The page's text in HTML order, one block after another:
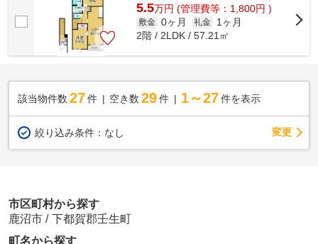
5.5万円 (管理費等：1,800円 )
敷金 0ヶ月 礼金
1ヶ月
2階 / 2LDK / 57.21㎡
該当物件数 27件 空き数 29 件 1～27 件を表示
絞り込み条件： なし 変更
市区町村から探す
鹿沼市 / 下都賀郡壬生町
町名から探す